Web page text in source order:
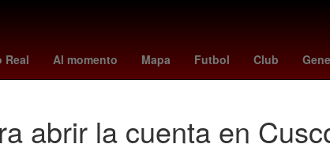
Real Al momento Mapa Futbol Club
La mentira 27 de marzo 2024 Nueva York bouanga
abrir la cuenta en